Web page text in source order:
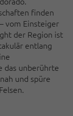
finden
vom Einsteiger
der Region ist
entlang
das unberührte
und spüre